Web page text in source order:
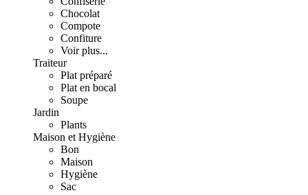
Chocolat
Compote
Confiture
Voir plus...
Traiteur
Plat préparé
Plat en bocal
Soupe
Jardin
Plants
Maison et Hygiène
Bon
Maison
Hygiène
Sac